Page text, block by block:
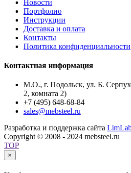
Новости
Портфолио
Инструкции
Доставка и оплата
Контакты
Политика конфиденциальности
Контактная информация
М.О., г. Подольск, ул. Б.
2, комната 2)
+7 (495) 648-68-84
sales@mebsteel.ru
Разработка и поддержка сайта
Copyright © 2008 - 2024 mebsteel.ru
TOP
×